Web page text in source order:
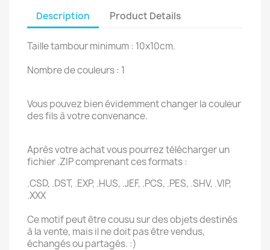
Description Product Details
Taille tambour minimum : 10x10cm.
Nombre de couleurs : 1
Vous pouvez bien évidemment changer la couleur
des fils à votre convenance.
Après votre achat vous pourrez télécharger un
fichier .ZIP comprenant ces formats :
.CSD, .DST, .EXP, .HUS, .JEF, .PCS, .PES, .SHV, .VIP,
.XXX
Ce motif peut être cousu sur des objets destinés
à la vente, mais il ne doit pas être vendus,
échangés ou partagés. :)